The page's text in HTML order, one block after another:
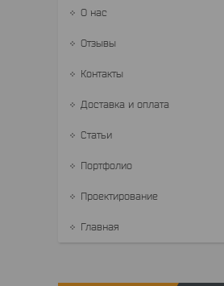
О нас
Отзывы
Контакты
Доставка и оплата
Статьи
Портфолио
Проектирование
Главная